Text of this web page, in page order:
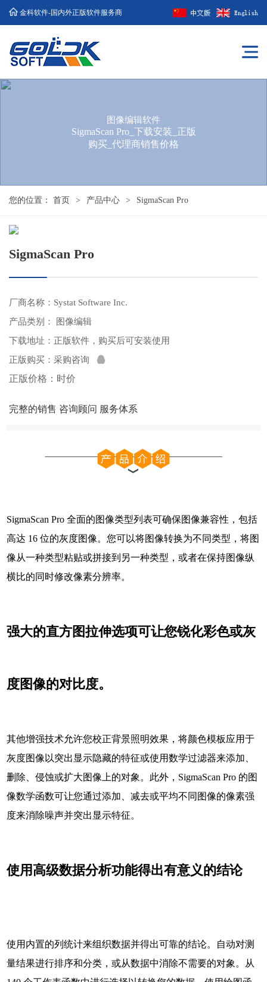
金科软件-国内外正版软件服务商
图像编辑软件
SigmaScan Pro_下载安装_正版
购买_代理商销售价格
您的位置： 首页 > 产品中心 > SigmaScan Pro
SigmaScan Pro
厂商名称：Systat Software Inc.
产品类别： 图像编辑
下载地址： 正版软件，购买后可安装使用
正版购买： 采购咨询
正版价格：时价
完整的销售 咨询顾问 服务体系
SigmaScan Pro 全面的图像类型列表可确保图像兼容性，包括
高达 16 位的灰度图像。您可以将图像转换为不同类型，将图
像从一种类型粘贴或拼接到另一种类型，或者在保持图像纵
横比的同时修改像素分辨率。
强大的直方图拉伸选项可让您锐化彩色或灰
度图像的对比度。
其他增强技术允许您校正背景照明效果，将颜色模板应用于
灰度图像以突出显示隐藏的特征或使用数学过滤器来添加、
删除、侵蚀或扩大图像上的对象。此外，SigmaScan Pro 的图
像数学函数可让您通过添加、减去或平均不同图像的像素强
度来消除噪声并突出显示特征。
使用高级数据分析功能得出有意义的结论
使用内置的列统计来组织数据并得出可靠的结论。自动对测
量结果进行排序和分类，或从数据中消除不需要的对象。从